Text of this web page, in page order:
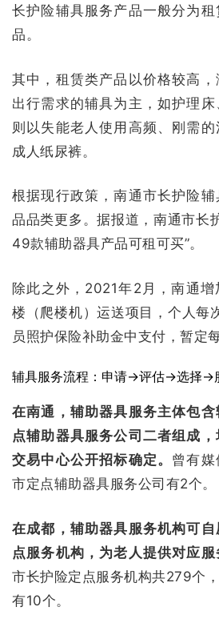
长护险辅具服务产品一般分为
品。
其中，租赁类产品以价格较高
出行需求的辅具为主，如护理
则以失能老人使用高频、刚需
成人纸尿裤。
根据现行政策，南通市长护险
品品类更多。据报道，南通市长
49款辅助器具产品可租可买”。
除此之外，2021年2月，南通
楼（爬楼机）运送项目，个人每
员照护保险补助金中支付，暂定
辅具服务流程：申请→评估→选择→
在南通，辅助器具服务主体包
点辅助器具服务公司二者组成
交易中心公开招标确定。 曾有媒
市定点辅助器具服务公司有2个。
在成都，辅助器具服务机构可
点服务机构，为老人提供对应
市长护险定点服务机构共279个
有10个。